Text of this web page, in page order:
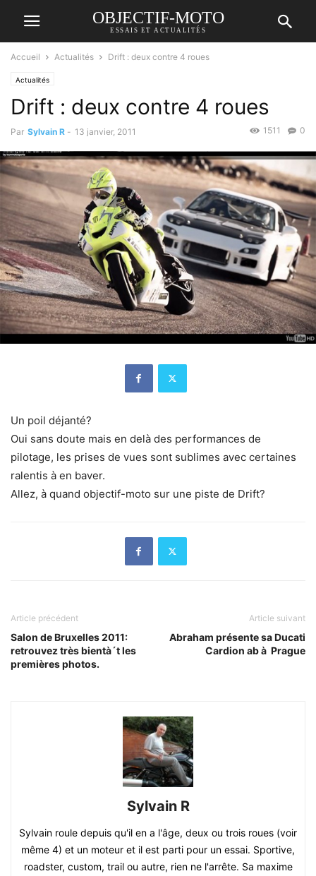
OBJECTIF-MOTO
ESSAIS ET ACTUALITÉS
Accueil Actualités Drift : deux contre 4 roues
Actualités
Drift : deux contre 4 roues
Par Sylvain R - 13 janvier, 2011 0
1511
Un poil déjanté?
Oui sans doute mais en delà des performances de
pilotage, les prises de vues sont sublimes avec certaines
ralentis à en baver.
Allez, à quand objectif-moto sur une piste de Drift?
Article précédent
Salon de Bruxelles 2011:
retrouvez très bientà´t les
premières photos.
Article suivant
Abraham présente sa Ducati
Cardion ab à Prague
Sylvain R
Sylvain roule depuis qu'il en a l'âge, deux ou trois roues (voir
même 4) et un moteur et il est parti pour un essai. Sportive,
roadster, custom, trail ou autre, rien ne l'arrête. Sa maxime